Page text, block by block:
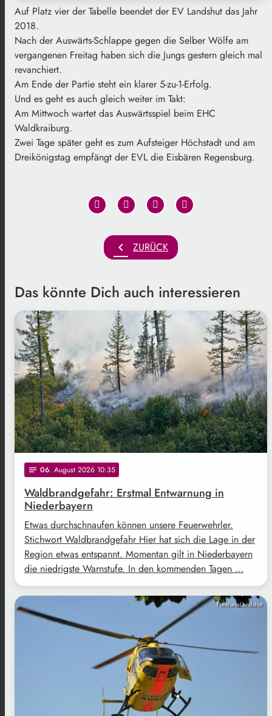
Auf Platz vier der Tabelle beendet der EV Landshut das Jahr
2018.
Nach der Auswärts-Schlappe gegen die Selber Wölfe am
vergangenen Freitag haben sich die Jungs gestern gleich mal
revanchiert.
Am Ende der Partie steht ein klarer 5-zu-1-Erfolg.
Und es geht es auch gleich weiter im Takt:
Am Mittwoch wartet das Auswärtsspiel beim EHC
Waldkraiburg.
Zwei Tage später geht es zum Aufsteiger Höchstadt und am
Dreikönigstag empfängt der EVL die Eisbären Regensburg.
chevron_left ZURÜCK
Das könnte Dich auch interessieren
Freepik
notes 06. August 2026 10:35
Waldbrandgefahr: Erstmal Entwarnung in
Niederbayern
Etwas durchschnaufen können unsere Feuerwehrler.
Stichwort Waldbrandgefahr Hier hat sich die Lage in der
Region etwas entspannt. Momentan gilt in Niederbayern
die niedrigste Warnstufe. In den kommenden Tagen …
FunkhausLandshut